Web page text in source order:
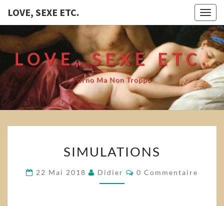
LOVE, SEXE ETC.
LOVE, SEXE ETC.
Porno Ma Non Troppo
SIMULATIONS
22 Mai 2018 Didier Commentaires
0 Commentaire